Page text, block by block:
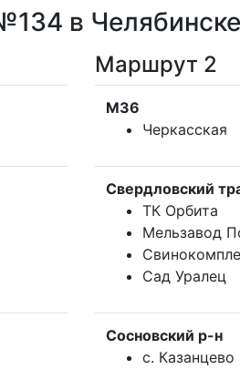
в Челябинске
Маршрут 2
М36
Черкасская
Свердловский
ТК Орбита
Мельзавод
Сад Уралец
Сосновский р-н
с.